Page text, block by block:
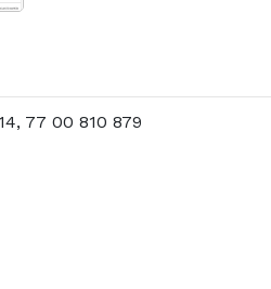
77 00 810 879